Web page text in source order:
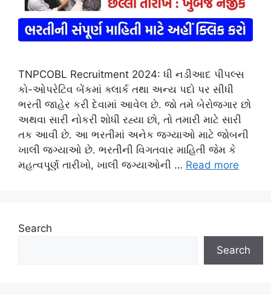
TNPCOBL Recruitment 2024: ધી નડીઆદ પીપલ્સ
કો-ઓપરેટિવ બેંકમાં ક્લાર્ક તથા અન્ય પદો પર સીધી
ભરતી જાહેર કરી દેવામાં આવેલ છે. જો તમે બેરોજગાર છો
અથવા સારી નોકરી શોધી રહ્યા છો, તો તમારી માટે સારી
તક આવી છે. આ ભરતીમાં અનેક જગ્યાઓ માટે જોબની
ખાલી જગ્યાઓ છે. ભરતીની વિગતવાર માહિતી જેમ કે
મહત્વપૂર્ણ તારીખો, ખાલી જગ્યાઓની … Read more
Search
Search